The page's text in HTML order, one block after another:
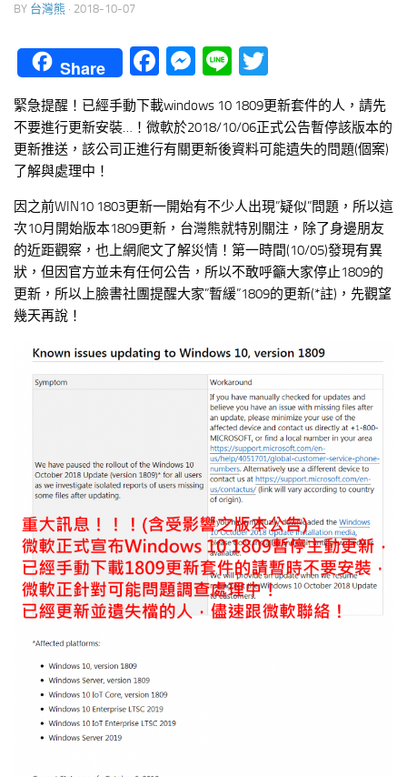
BY 台灣熊 · 2018-10-07
Share Facebook
Messenger
Line
緊急提醒！已經手動下載windows 10 1809更新套件的人，請先
不要進行更新安裝…！微軟於2018/10/06正式公告暫停該版本的
更新推送，該公司正進行有關更新後資料可能遺失的問題(個案)
了解與處理中！
因之前WIN10 1803更新一開始有不少人出現”疑似”問題，所以這
次10月開始版本1809更新，台灣熊就特別關注，除了身邊朋友
的近距觀察，也上網爬文了解災情！第一時間(10/05)發現有異
狀，但因官方並未有任何公告，所以不敢呼籲大家停止1809的
更新，所以上臉書社團提醒大家”暫緩”1809的更新(*註)，先觀望
幾天再說！